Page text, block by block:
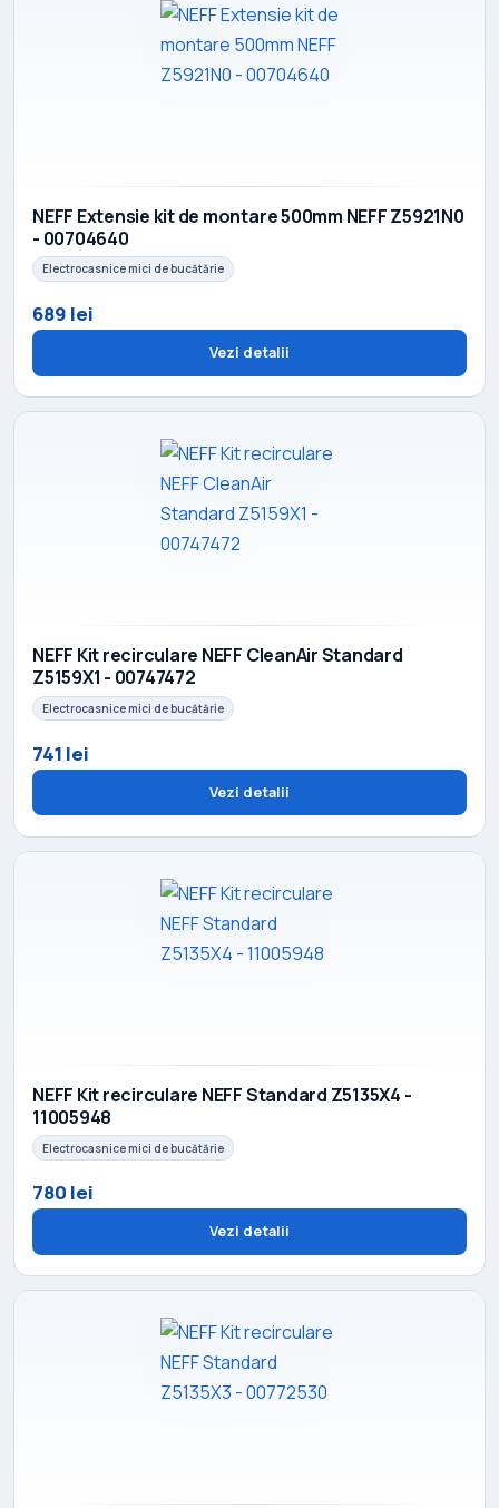
NEFF Extensie kit de montare 500mm NEFF Z5921N0
- 00704640
Electrocasnice mici de bucătărie
689 lei
Vezi detalii
NEFF Kit recirculare NEFF CleanAir Standard
Z5159X1 - 00747472
Electrocasnice mici de bucătărie
741 lei
Vezi detalii
NEFF Kit recirculare NEFF Standard Z5135X4 -
11005948
Electrocasnice mici de bucătărie
780 lei
Vezi detalii